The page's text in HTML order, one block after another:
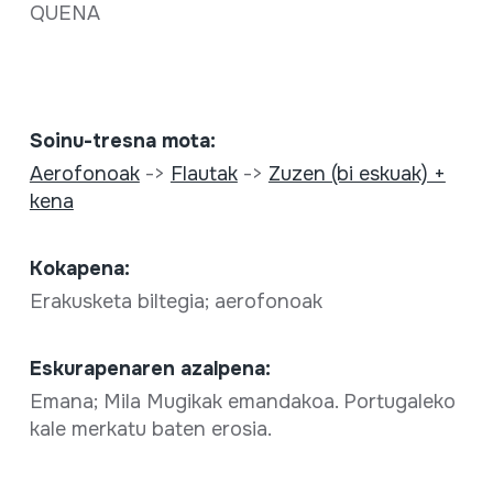
QUENA
Soinu-tresna mota:
Aerofonoak-> Flautak-> Zuzen (bi eskuak) +
kena
Kokapena:
Erakusketa biltegia; aerofonoak
Eskurapenaren azalpena:
Emana; Mila Mugikak emandakoa. Portugaleko
kale merkatu baten erosia.